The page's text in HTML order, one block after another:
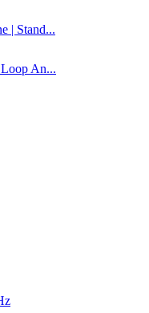
| Stand...
An...